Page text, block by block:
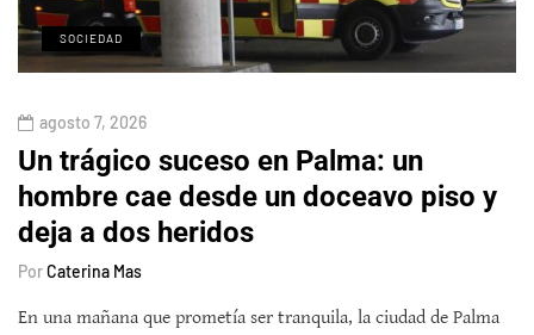
SOCIEDAD
agosto 7, 2026
Un trágico suceso en Palma: un
hombre cae desde un doceavo piso y
deja a dos heridos
PorCaterina Mas
En una mañana que prometía ser tranquila, la ciudad de Palma